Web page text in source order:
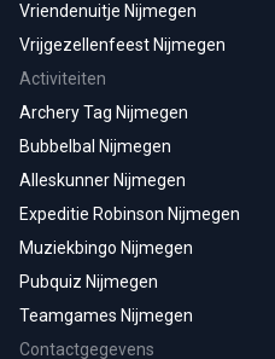
Vriendenuitje Nijmegen
Vrijgezellenfeest Nijmegen
Activiteiten
Archery Tag Nijmegen
Bubbelbal Nijmegen
Alleskunner Nijmegen
Expeditie Robinson Nijmegen
Muziekbingo Nijmegen
Pubquiz Nijmegen
Teamgames Nijmegen
Contactgegevens